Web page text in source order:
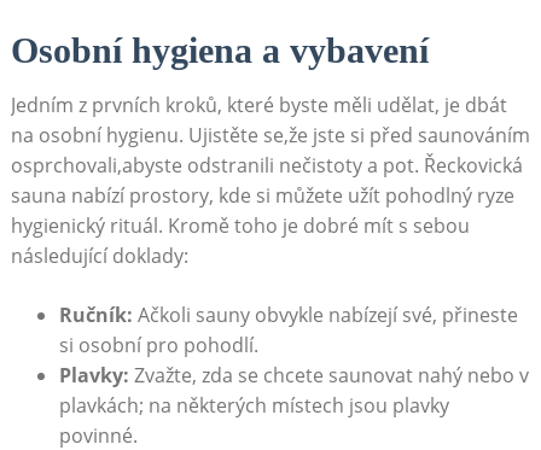
Osobní hygiena a vybavení
Jedním z prvních kroků, které byste měli udělat, je dbát
na osobní hygienu. Ujistěte se,že jste si před saunováním
osprchovali,abyste odstranili nečistoty a pot. Řeckovická
sauna nabízí prostory, kde si můžete užít pohodlný ryze
hygienický rituál. Kromě toho je dobré mít s sebou
následující doklady:
Ručník: Ačkoli sauny obvykle nabízejí své, přineste
si osobní pro pohodlí.
Plavky: Zvažte, zda se chcete saunovat nahý nebo v
plavkách; na některých místech jsou plavky
povinné.